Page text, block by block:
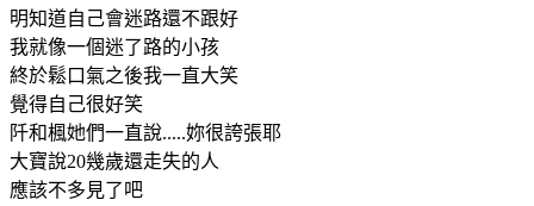
明知道自己會迷路還不跟好
我就像一個迷了路的小孩
終於鬆口氣之後我一直大笑
覺得自己很好笑
阡和楓她們一直說.....妳很誇張耶
大寶說20幾歲還走失的人
應該不多見了吧